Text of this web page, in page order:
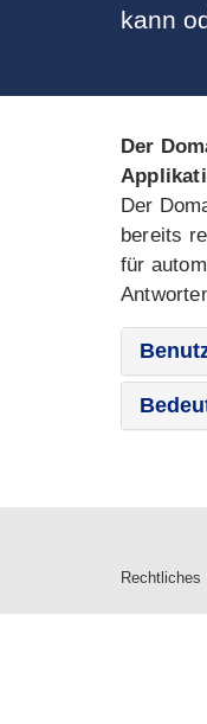
kann
Der
Der
bereits
für
Rechtliches